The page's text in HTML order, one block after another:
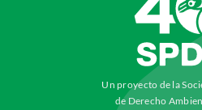
Un proyecto de la
de Derecho